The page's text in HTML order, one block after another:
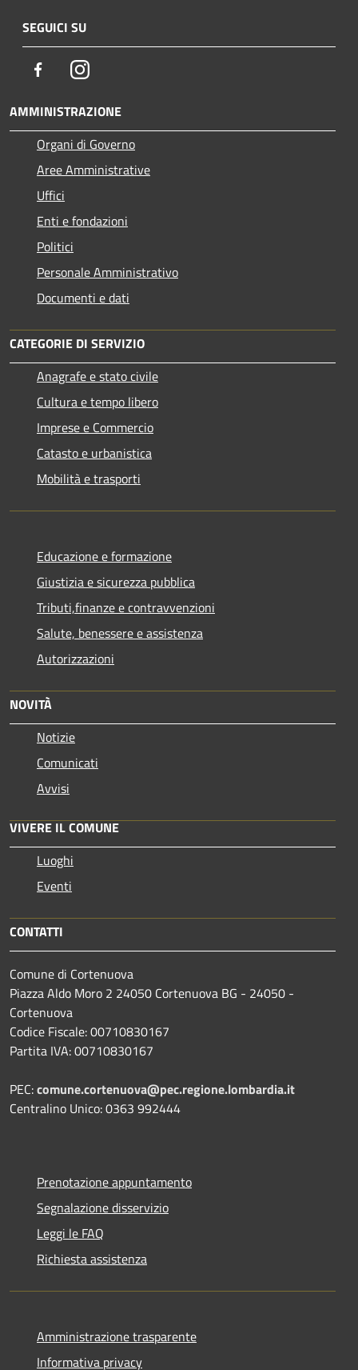
SEGUICI SU
FacebookInstagram
AMMINISTRAZIONE
Organi di Governo
Aree Amministrative
Uffici
Enti e fondazioni
Politici
Personale Amministrativo
Documenti e dati
CATEGORIE DI SERVIZIO
Anagrafe e stato civile
Cultura e tempo libero
Imprese e Commercio
Catasto e urbanistica
Mobilità e trasporti
Educazione e formazione
Giustizia e sicurezza pubblica
Tributi,finanze e contravvenzioni
Salute, benessere e assistenza
Autorizzazioni
NOVITÀ
Notizie
Comunicati
Avvisi
VIVERE IL COMUNE
Luoghi
Eventi
CONTATTI
Comune di Cortenuova
Piazza Aldo Moro 2 24050 Cortenuova BG - 24050 -
Cortenuova
Codice Fiscale: 00710830167
Partita IVA: 00710830167
PEC:comune.cortenuova@pec.regione.lombardia.it
Centralino Unico: 0363 992444
Prenotazione appuntamento
Segnalazione disservizio
Leggi le FAQ
Richiesta assistenza
Amministrazione trasparente
Informativa privacy